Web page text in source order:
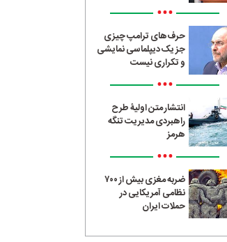
•••
حرف‌های ترامپ چیزی
جز یک دیپلماسی نمایشی
و تکراری نیست
•••
انتشار متن اولیۀ طرح
راهبردی مدیریت تنگه
هرمز
•••
ضربه مغزی بیش از ۷۰۰
نظامی آمریکایی در
حملات ایران